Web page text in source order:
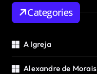
Categories
A Igreja
Alexandre de Morais